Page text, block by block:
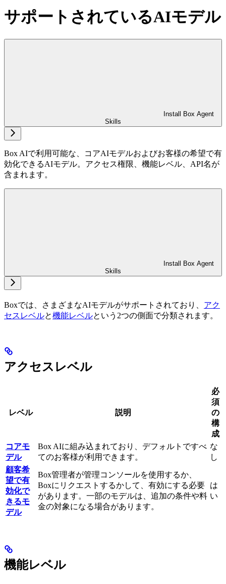
サポートされているAIモデル
Install Box Agent
Skills
Box AIで利用可能な、コアAIモデルおよびお客様の希望で有
効化できるAIモデル。アクセス権限、機能レベル、API名が
含まれます。
Install Box Agent
Skills
Boxでは、さまざまなAIモデルがサポートされており、 アク
セスレベルと機能レベルという2つの側面で分類されます。
アクセスレベル
レベル 説明
必
須
の
構
成
コアモ
デル
Box AIに組み込まれており、デフォルトですべ
てのお客様が利用できます。
な
し
顧客希
望で有
効化で
きるモ
デル
Box管理者が管理コンソールを使用するか、
Boxにリクエストするかして、有効にする必要
があります。一部のモデルは、追加の条件や料
金の対象になる場合があります。
は
い
機能レベル